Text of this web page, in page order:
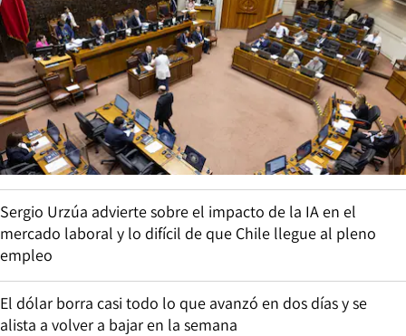
Sergio Urzúa advierte sobre el impacto de la IA en el
mercado laboral y lo difícil de que Chile llegue al pleno
empleo
El dólar borra casi todo lo que avanzó en dos días y se
alista a volver a bajar en la semana